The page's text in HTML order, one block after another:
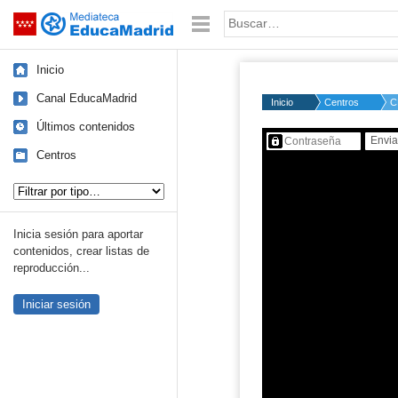
Saltar navegación Palabra o frase:
Inicio
Canal EducaMadrid
Últimos contenidos
Centros
Inicia sesión para aportar
contenidos, crear listas de
reproducción...
Iniciar sesión
Inicio Centros
Contenido protegido…